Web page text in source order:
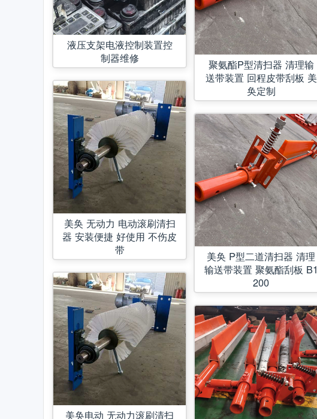
液压支架电液控制装置控
制器维修
美奂 无动力 电动滚刷清扫
器 安装便捷 好使用 不伤皮
带
美奂电动 无动力滚刷清扫
聚氨酯P型清扫器 清理输
送带装置 回程皮带刮板 美
奂定制
美奂 P型二道清扫器 清理
输送带装置 聚氨酯刮板 B1
200